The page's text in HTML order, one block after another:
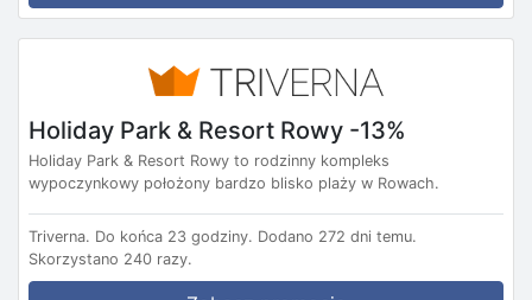
Holiday Park & Resort Rowy -13%
Holiday Park & Resort Rowy to rodzinny kompleks
wypoczynkowy położony bardzo blisko plaży w Rowach.
Triverna. Do końca 23 godziny. Dodano 272 dni temu.
Skorzystano 240 razy.